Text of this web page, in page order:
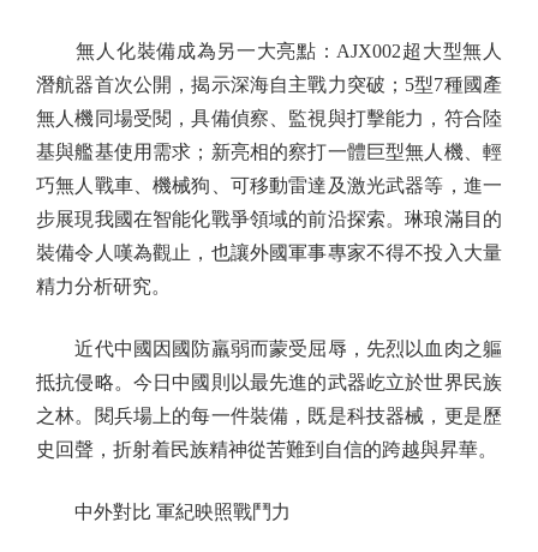
無人化裝備成為另一大亮點：AJX002超大型無人
潛航器首次公開，揭示深海自主戰力突破；5型7種國產
無人機同場受閱，具備偵察、監視與打擊能力，符合陸
基與艦基使用需求；新亮相的察打一體巨型無人機、輕
巧無人戰車、機械狗、可移動雷達及激光武器等，進一
步展現我國在智能化戰爭領域的前沿探索。琳琅滿目的
裝備令人嘆為觀止，也讓外國軍事專家不得不投入大量
精力分析研究。
近代中國因國防羸弱而蒙受屈辱，先烈以血肉之軀
抵抗侵略。今日中國則以最先進的武器屹立於世界民族
之林。閱兵場上的每一件裝備，既是科技器械，更是歷
史回聲，折射着民族精神從苦難到自信的跨越與昇華。
中外對比 軍紀映照戰鬥力